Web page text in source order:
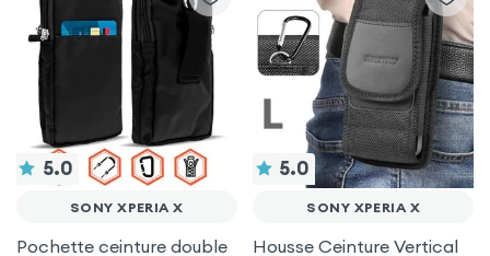
5.0
SONY XPERIA X
Pochette ceinture double
5.0
SONY XPERIA X
Housse Ceinture Vertical